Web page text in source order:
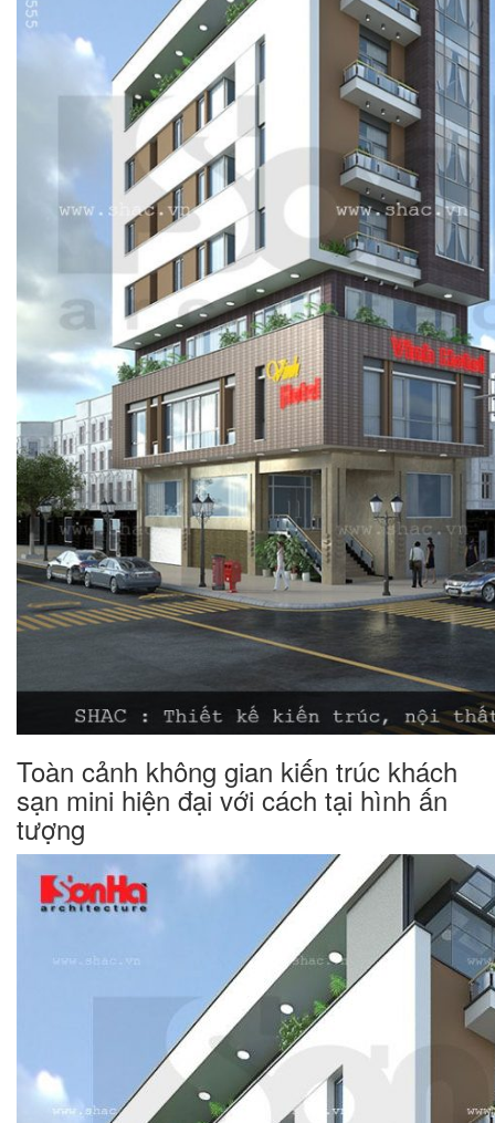
Toàn cảnh không gian kiến trúc khách
sạn mini hiện đại với cách tại hình ấn
tượng